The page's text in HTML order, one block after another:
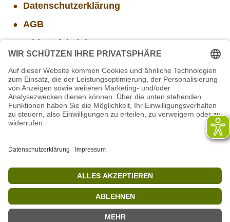
Datenschutzerklärung
AGB
Widerrufsbelehrung
Aktuelle Stellenangebote
Geschäftsführung (w/m/d)
SCHWARZWALD
Projekt WORBIS Praktikum: Technik (ab Herbst)
Projekt WORBIS Mitarbeiter*in (w/m/d) in Tierpflege
Mitarbeiter/in Technik im Projekt SCHWARZWALD